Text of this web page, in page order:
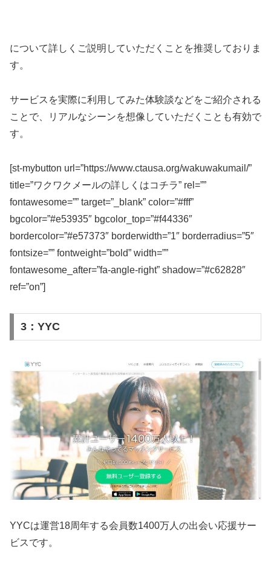
について詳しくご説明していただくことを推奨しておりま
す。
サービスを実際に利用してみた体験談などをご紹介される
ことで、リアルなシーンを想像していただくことも有効で
す。
[st-mybutton url=”https://www.ctausa.org/wakuwakumail/”
title=”ワクワクメールの詳しくはコチラ” rel=””
fontawesome=”” target=”_blank” color=”#fff”
bgcolor=”#e53935″ bgcolor_top=”#f44336″
bordercolor=”#e57373″ borderwidth=”1″ borderradius=”5″
fontsize=”” fontweight=”bold” width=””
fontawesome_after=”fa-angle-right” shadow=”#c62828″
ref=”on”]
3：YYC
YYCは運営18周年する会員数1400万人の出会い応援サー
ビスです。